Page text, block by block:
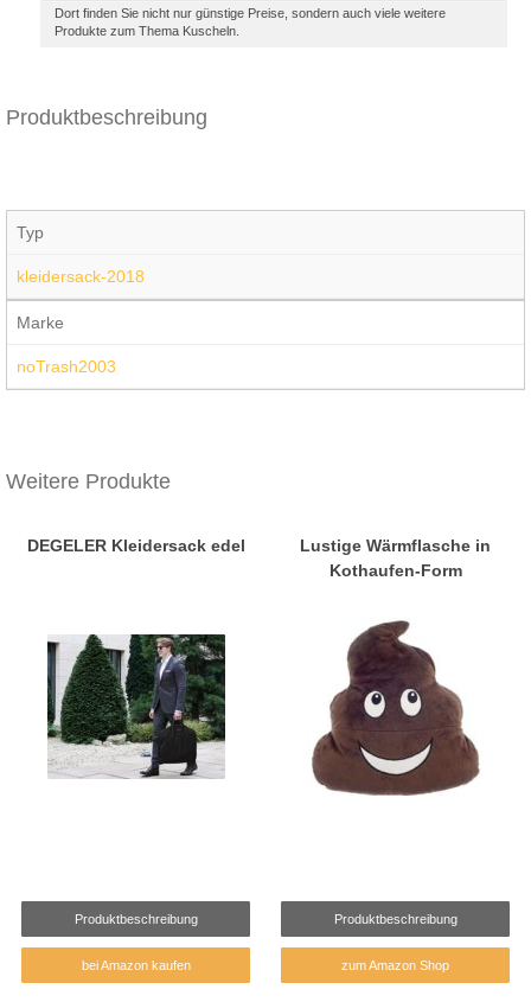
Dort finden Sie nicht nur günstige Preise, sondern auch viele weitere
Produkte zum Thema Kuscheln.
Produktbeschreibung
Typ
kleidersack-2018
Marke
noTrash2003
Weitere Produkte
DEGELER Kleidersack edel
Produktbeschreibung
bei Amazon kaufen
Lustige Wärmflasche in
Kothaufen-Form
Produktbeschreibung
zum Amazon Shop